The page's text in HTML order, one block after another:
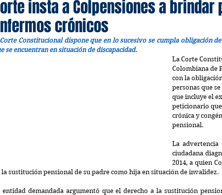
insta a Colpensiones a
crónicos
Corte Constitucional dispone que en lo sucesivo se cumpla obligación de
se encuentran en situación de discapacidad.
La Corte
Colombiana de
con la
personas que
que incluye el
peticionario
crónica y
pensional.
La
ciudadana
2014, a quien
la sustitución pensional de su padre como hija en situación de invalidez.
entidad demandada argumentó que el derecho a la sustitución